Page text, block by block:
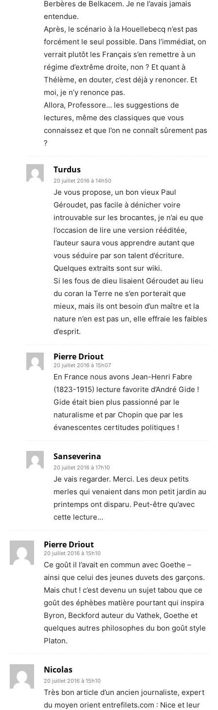
Berbères de Belkacem. Je ne l’avais jamais
entendue.
Après, le scénario à la Houellebecq n’est pas
forcément le seul possible. Dans l’immédiat, on
verrait plutôt les Français s’en remettre à un
régime d’extrême droite, non ? Et quant à
Thélème, en douter, c’est déjà y renoncer. Et
moi, je n’y renonce pas.
Allora, Professore… les suggestions de
lectures, même des classiques que vous
connaissez et que l’on ne connaît sûrement pas
?
Turdus
20 juillet 2016 à 14h50
Je vous propose, un bon vieux Paul
Géroudet, pas facile à dénicher voire
introuvable sur les brocantes, je n’ai eu que
l’occasion de lire une version rééditée,
l’auteur saura vous apprendre autant que
vous séduire par son talent d’écriture.
Quelques extraits sont sur wiki.
Si les fous de dieu lisaient Géroudet au lieu
du coran la Terre ne s’en porterait que
mieux, mais ils ont besoin d’un maître et la
nature n’en est pas un, elle effraie les faibles
d’esprit.
Pierre Driout
20 juillet 2016 à 15h07
En France nous avons Jean-Henri Fabre
(1823-1915) lecture favorite d’André Gide !
Gide était bien plus passionné par le
naturalisme et par Chopin que par les
évanescentes certitudes politiques !
Sanseverina
20 juillet 2016 à 17h10
Je vais regarder. Merci. Les deux petits
merles qui venaient dans mon petit jardin au
printemps ont disparu. Peut-être qu’avec
cette lecture…
Pierre Driout
20 juillet 2016 à 15h10
Ce goût il l’avait en commun avec Goethe –
ainsi que celui des jeunes duvets des garçons.
Mais chut ! c’est devenu un sujet tabou que ce
goût des éphèbes matière pourtant qui inspira
Byron, Beckford auteur du Vathek, Goethe et
quelques autres philosophes du bon goût style
Platon.
Nicolas
20 juillet 2016 à 15h10
Très bon article d’un ancien journaliste, expert
du moyen orient entrefilets.com : Nice et leur